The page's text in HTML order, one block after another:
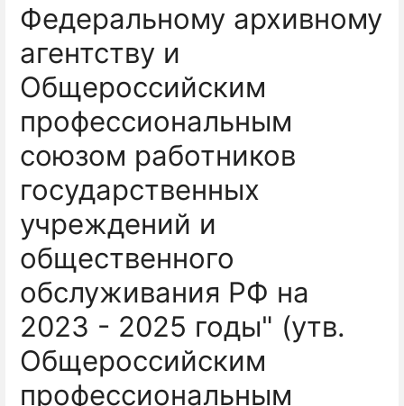
Федеральному архивному
агентству и
Общероссийским
профессиональным
союзом работников
государственных
учреждений и
общественного
обслуживания РФ на
2023 - 2025 годы" (утв.
Общероссийским
профессиональным